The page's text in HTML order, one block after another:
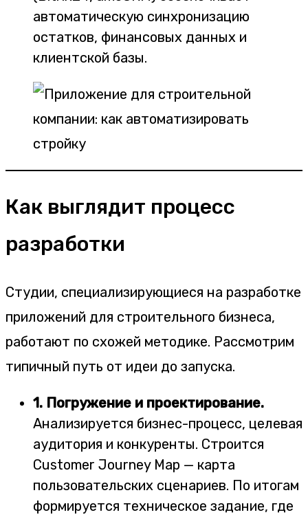
автоматическую синхронизацию
остатков, финансовых данных и
клиентской базы.
Как выглядит процесс
разработки
Студии, специализирующиеся на разработке
приложений для строительного бизнеса,
работают по схожей методике. Рассмотрим
типичный путь от идеи до запуска.
1. Погружение и проектирование.
Анализируется бизнес-процесс, целевая
аудитория и конкуренты. Строится
Customer Journey Map — карта
пользовательских сценариев. По итогам
формируется техническое задание, где